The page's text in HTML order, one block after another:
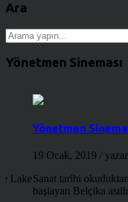
Ara
Yönetmen Sineması
Lake
Yönetmen
19 Ocak, 2019 /
Sanat tarihi
başlayan Belçika